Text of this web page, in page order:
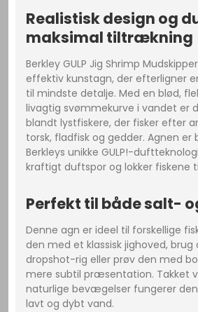
Realistisk design og
maksimal tiltrækning
Berkley GULP Jig Shrimp
effektiv kunstagn, der efterligner
til mindste detalje. Med en blød,
livagtig svømmekurve i vandet er
blandt lystfiskere, der fisker efter
torsk, fladfisk og gedder. Agnen
Berkleys unikke GULP!-
kraftigt duftspor og lokker fiskene
Perfekt til både salt-
Denne agn er ideel til forskellige
den med et klassisk jighoved, brug
dropshot-rig eller prøv den med
mere subtil præsentation. Takket
naturlige bevægelser fungerer
lavt og dybt vand.